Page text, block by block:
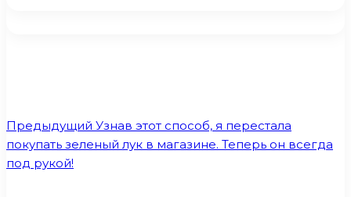
Предыдущий Узнав этот способ, я перестала
покупать зеленый лук в магазине. Теперь он всегда
под рукой!